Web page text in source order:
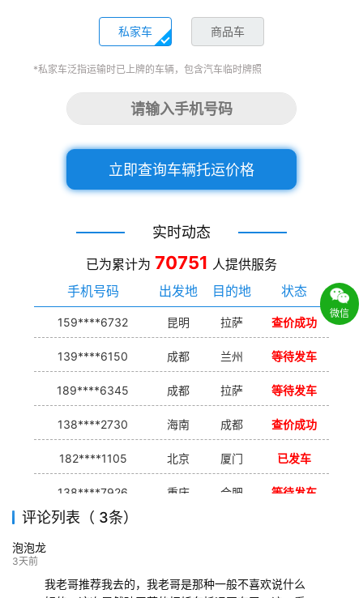
私家车 商品车
*私家车泛指运输时已上牌的车辆，包含汽车临时牌照
立即查询车辆托运价格
实时动态
已为累计为 70751 人提供服务
手机号码
出发地 目的地 状态
159****6732 昆明 拉萨 查价成功
139****6150 成都 兰州 等待发车
189****6345 成都 拉萨 等待发车
138****2730 海南 成都 查价成功
182****1105 北京 厦门 已发车
138****7926 重庆 合肥 等待发车
139****9233
评论列表（ 3条）
泡泡龙
3天前
我老哥推荐我去的，我老哥是那种一般不喜欢说什么
微信